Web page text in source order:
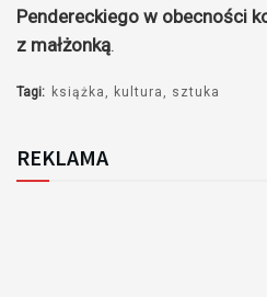
Pendereckiego w obecności
z małżonką.
Tagi: książka kultura sztuka
REKLAMA